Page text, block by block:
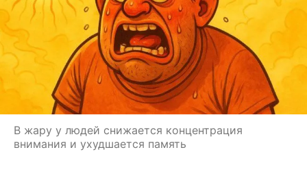
В жару у людей снижается концентрация
внимания и ухудшается память